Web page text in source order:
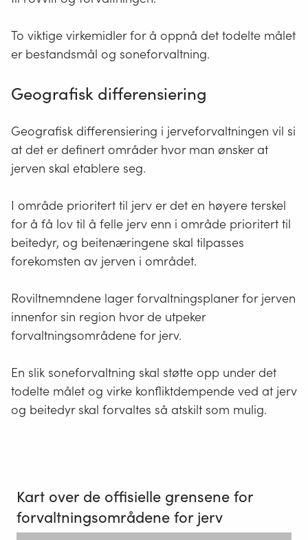
To viktige virkemidler for å oppnå det todelte målet
er bestandsmål og soneforvaltning.
Geografisk differensiering
Geografisk differensiering i jerveforvaltningen vil si
at det er definert områder hvor man ønsker at
jerven skal etablere seg.
I område prioritert til jerv er det en høyere terskel
for å få lov til å felle jerv enn i område prioritert til
beitedyr, og beitenæringene skal tilpasses
forekomsten av jerven i området.
Roviltnemndene lager forvaltningsplaner for jerven
innenfor sin region hvor de utpeker
forvaltningsområdene for jerv.
En slik soneforvaltning skal støtte opp under det
todelte målet og virke konfliktdempende ved at jerv
og beitedyr skal forvaltes så atskilt som mulig.
Kart over de offisielle grensene for
forvaltningsområdene for jerv